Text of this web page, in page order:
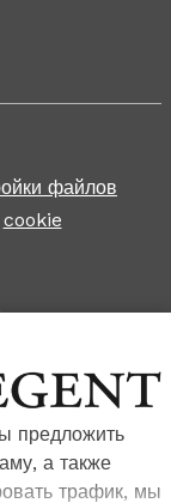
файлов
cookie
предложить
а также
трафик, мы